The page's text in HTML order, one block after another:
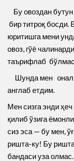
Бу овоздан бутун
бир титроқ босди.
юритишга мени
овоз, гўё
таърифлаб
Шунда мен
англаб етдим.
Мен сизга энди
қилиб ўзига
сиз эса — бу мен,
ришта-ку! Бу
бандаси уза олмас.